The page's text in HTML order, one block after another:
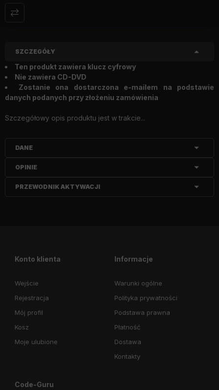
SZCZEGÓŁY
Ten produkt zawiera klucz cyfrowy
Nie zawiera CD-DVD
Zostanie ona dostarczona e-mailem na podstawie
danych podanych przy złożeniu zamówienia
Szczegółowy opis produktu jest w trakcie...
DANE
OPINIE
PRZEWODNIK AKTYWACJI
Konto klienta
Wejście
Rejestracja
Mój profil
Kosz
Moje ulubione
Informacje
Warunki ogólne
Polityka prywatności
Podstawa prawna
Płatność
Dostawa
Kontakty
Code-Guru